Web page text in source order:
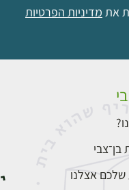
את מדיניות הפרטיות
שלכם אצלנו